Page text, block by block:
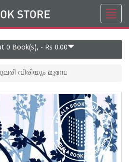
0 Book(s), - Rs 0.00
വിരിയും മുമ്പേ